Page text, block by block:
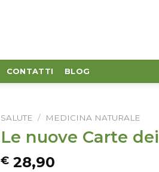
CONTATTI BLOG
SALUTE / MEDICINA NATURALE
Le nuove Carte
€28,90